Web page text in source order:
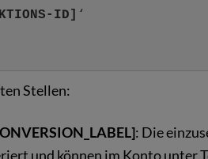
ID] ‘
Stellen:
: Die
und können im Konto unter